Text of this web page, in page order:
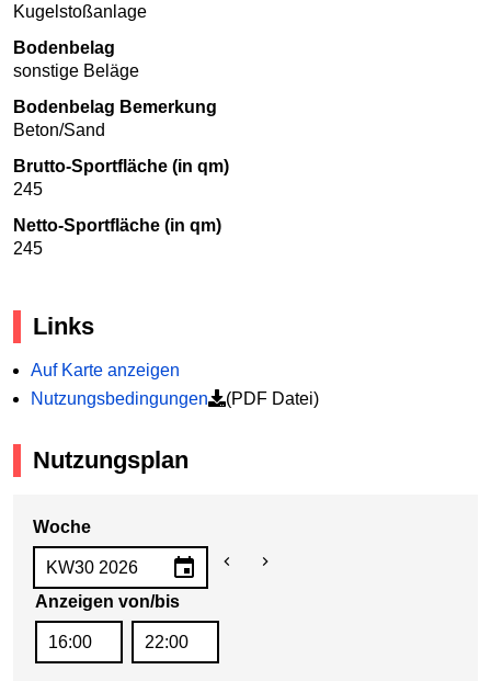
Kugelstoßanlage
Bodenbelag
sonstige Beläge
Bodenbelag Bemerkung
Beton/Sand
Brutto-Sportfläche (in qm)
245
Netto-Sportfläche (in qm)
245
Links
Auf Karte anzeigen
Nutzungsbedingungen
(PDF Datei)
Nutzungsplan
Woche
Anzeigen von/bis